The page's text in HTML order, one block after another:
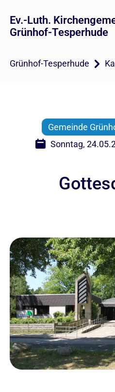
Ev.-Luth.
Grünhof-Tesperhude
Grünhof-Tesperhude
Gemeinde
Sonntag,